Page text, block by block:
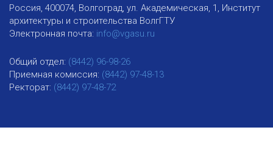
Россия, 400074, Волгоград, ул. Академическая, 1, Институт
архитектуры и строительства ВолгГТУ
Электронная почта: info@vgasu.ru
Общий отдел: (8442) 96-98-26
Приемная комиссия: (8442) 97-48-13
Ректорат: (8442) 97-48-72